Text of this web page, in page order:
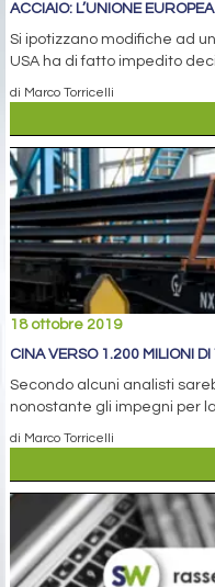
ACCIAIO: L’UNIONE
Si ipotizzano modifiche ad
USA ha di fatto impedito
di Marco Torricelli
18 ottobre 2019
CINA VERSO 1.200 MILIONI
Secondo alcuni analisti
nonostante gli impegni per
di Marco Torricelli